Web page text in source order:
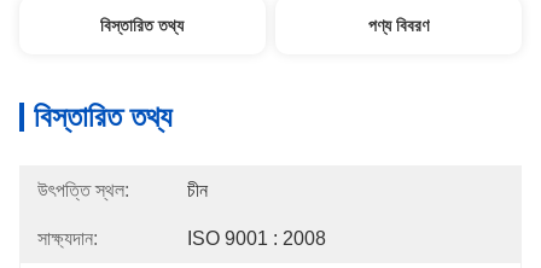
বিস্তারিত তথ্য পণ্য বিবরণ
বিস্তারিত তথ্য
উৎপত্তি স্থল: চীন
সাক্ষ্যদান: ISO 9001 : 2008